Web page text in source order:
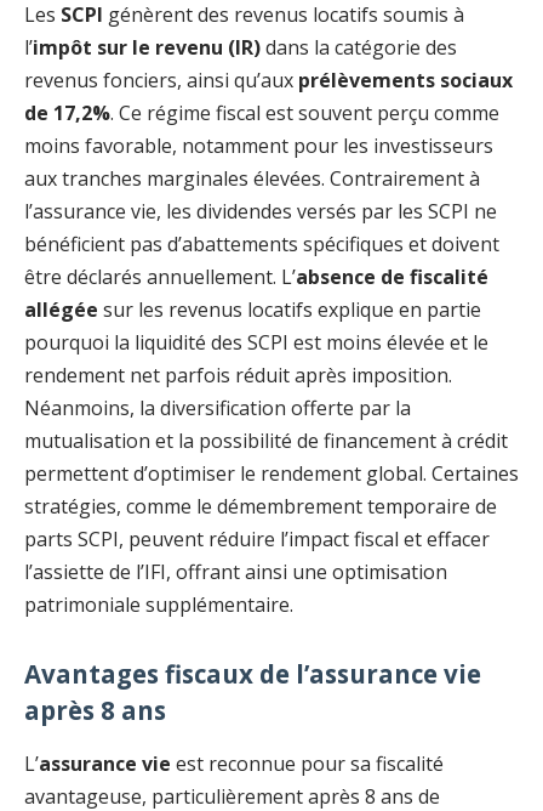
Les SCPI génèrent des revenus locatifs soumis à
l’impôt sur le revenu (IR)dans la catégorie des
revenus fonciers, ainsi qu’aux prélèvements sociaux
de 17,2%. Ce régime fiscal est souvent perçu comme
moins favorable, notamment pour les investisseurs
aux tranches marginales élevées. Contrairement à
l’assurance vie, les dividendes versés par les SCPI ne
bénéficient pas d’abattements spécifiques et doivent
être déclarés annuellement. L’absence de fiscalité
allégée sur les revenus locatifs explique en partie
pourquoi la liquidité des SCPI est moins élevée et le
rendement net parfois réduit après imposition.
Néanmoins, la diversification offerte par la
mutualisation et la possibilité de financement à crédit
permettent d’optimiser le rendement global. Certaines
stratégies, comme le démembrement temporaire de
parts SCPI, peuvent réduire l’impact fiscal et effacer
l’assiette de l’IFI, offrant ainsi une optimisation
patrimoniale supplémentaire.
Avantages fiscaux de l’assurance vie
après 8 ans
L’assurance vie est reconnue pour sa fiscalité
avantageuse, particulièrement après 8 ans de